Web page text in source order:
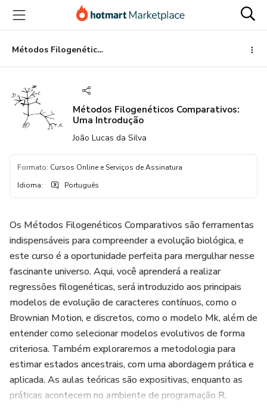
para
conteúdo
principal
para
pagamento
para
rodapé
Métodos Filogenéticos Comparativos: Uma Introdução
Métodos Filogenéticos Comparativos:
Uma Introdução
João Lucas da Silva
Formato: Cursos Online e Serviços de Assinatura
Idioma: Português
Os Métodos Filogenéticos Comparativos são ferramentas
indispensáveis para compreender a evolução biológica, e
este curso é a oportunidade perfeita para mergulhar nesse
fascinante universo. Aqui, você aprenderá a realizar
regressões filogenéticas, será introduzido aos principais
modelos de evolução de caracteres contínuos, como o
Brownian Motion, e discretos, como o modelo Mk, além de
entender como selecionar modelos evolutivos de forma
criteriosa. Também exploraremos a metodologia para
estimar estados ancestrais, com uma abordagem prática e
aplicada. As aulas teóricas são expositivas, enquanto as
práticas acontecem no ambiente de programação R,